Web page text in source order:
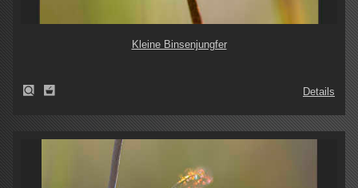
Kleine Binsenjungfer
Details